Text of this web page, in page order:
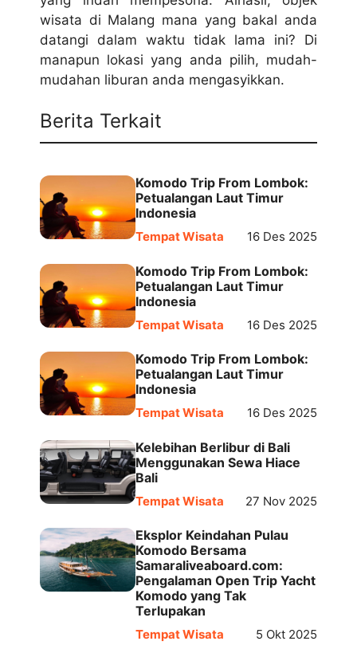
wisata di Malang mana yang bakal anda
datangi dalam waktu tidak lama ini? Di
manapun lokasi yang anda pilih, mudah-
mudahan liburan anda mengasyikkan.
Berita Terkait
Komodo Trip From Lombok:
Petualangan Laut Timur
Indonesia
Tempat Wisata 16 Des 2025
Komodo Trip From Lombok:
Petualangan Laut Timur
Indonesia
Tempat Wisata 16 Des 2025
Komodo Trip From Lombok:
Petualangan Laut Timur
Indonesia
Tempat Wisata 16 Des 2025
Kelebihan Berlibur di Bali
Menggunakan Sewa Hiace
Bali
Tempat Wisata 27 Nov 2025
Eksplor Keindahan Pulau
Komodo Bersama
Samaraliveaboard.com:
Pengalaman Open Trip Yacht
Komodo yang Tak
Terlupakan
Tempat Wisata 5 Okt 2025